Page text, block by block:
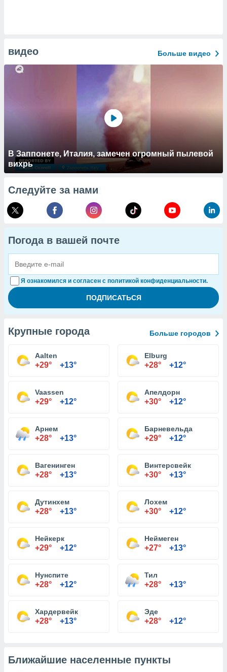
видео Больше видео
В Заппонете, Италия, замечен огромный пылевой
вихрь
Следуйте за нами
Погода в вашей почте
Я ознакомился и согласен с политикой конфиденциальности.
Крупные города Больше городов
Aalten
+29° +13°
Elburg
+28° +12°
Vaassen
+29° +12°
Апелдорн
+30° +12°
Арнем
+28° +13°
Барневельда
+29° +12°
Вагенинген
+28° +13°
Винтерсвейк
+30° +13°
Дутинхем
+28° +13°
Лохем
+30° +12°
Нейкерк
+29° +12°
Неймеген
+27° +13°
Нунспите
+28° +12°
Тил
+28° +13°
Хардервейк
+28° +13°
Эде
+28° +12°
Ближайшие населенные пункты